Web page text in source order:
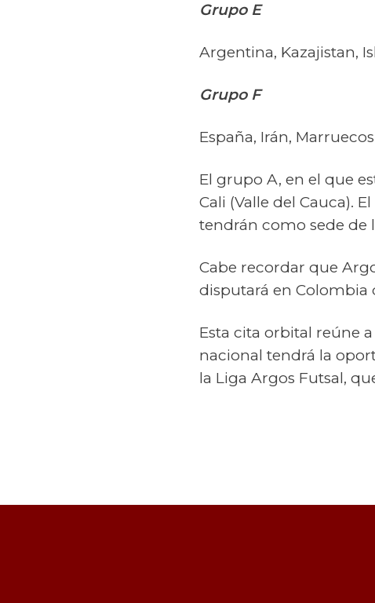
Grupo E
Argentina, Kazajistan,
Grupo F
España, Irán,
El grupo A, en el que
Cali (Valle del Cauca).
tendrán como sede de
Cabe recordar que
disputará en Colombia
Esta cita orbital reúne
nacional tendrá la
la Liga Argos Futsal,